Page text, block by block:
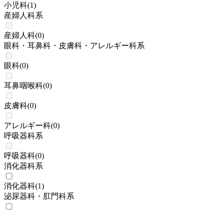
小児科(1)
産婦人科系
産婦人科(0)
眼科・耳鼻科・皮膚科・アレルギー科系
眼科(0)
耳鼻咽喉科(0)
皮膚科(0)
アレルギー科(0)
呼吸器科系
呼吸器科(0)
消化器科系
消化器科(1)
泌尿器科・肛門科系